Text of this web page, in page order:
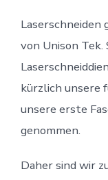
von Unison
kürzlich unsere
unsere erste
genommen.
Daher sind wir